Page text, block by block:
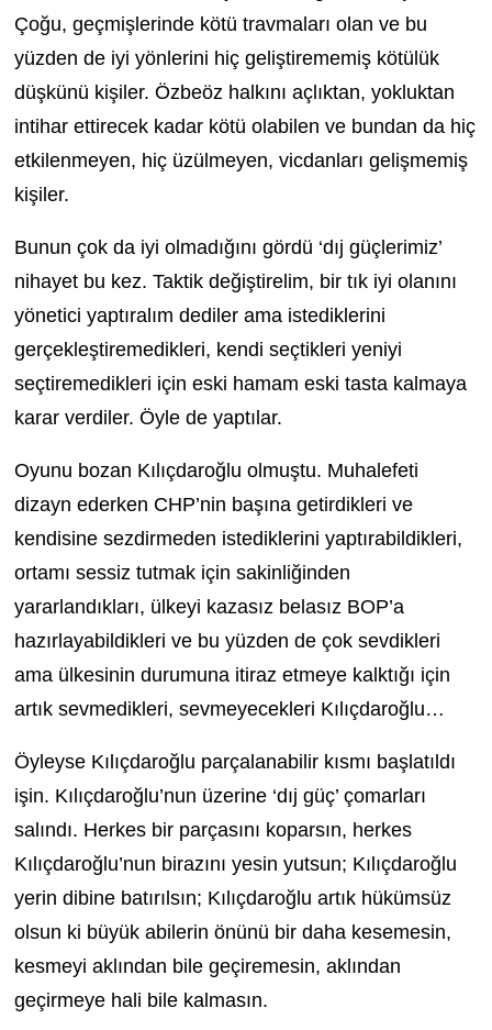
Çoğu, geçmişlerinde kötü travmaları olan ve bu
yüzden de iyi yönlerini hiç geliştirememiş kötülük
düşkünü kişiler. Özbeöz halkını açlıktan, yokluktan
intihar ettirecek kadar kötü olabilen ve bundan da hiç
etkilenmeyen, hiç üzülmeyen, vicdanları gelişmemiş
kişiler.
Bunun çok da iyi olmadığını gördü ‘dıj güçlerimiz’
nihayet bu kez. Taktik değiştirelim, bir tık iyi olanını
yönetici yaptıralım dediler ama istediklerini
gerçekleştiremedikleri, kendi seçtikleri yeniyi
seçtiremedikleri için eski hamam eski tasta kalmaya
karar verdiler. Öyle de yaptılar.
Oyunu bozan Kılıçdaroğlu olmuştu. Muhalefeti
dizayn ederken CHP’nin başına getirdikleri ve
kendisine sezdirmeden istediklerini yaptırabildikleri,
ortamı sessiz tutmak için sakinliğinden
yararlandıkları, ülkeyi kazasız belasız BOP’a
hazırlayabildikleri ve bu yüzden de çok sevdikleri
ama ülkesinin durumuna itiraz etmeye kalktığı için
artık sevmedikleri, sevmeyecekleri Kılıçdaroğlu…
Öyleyse Kılıçdaroğlu parçalanabilir kısmı başlatıldı
işin. Kılıçdaroğlu’nun üzerine ‘dıj güç’ çomarları
salındı. Herkes bir parçasını koparsın, herkes
Kılıçdaroğlu’nun birazını yesin yutsun; Kılıçdaroğlu
yerin dibine batırılsın; Kılıçdaroğlu artık hükümsüz
olsun ki büyük abilerin önünü bir daha kesemesin,
kesmeyi aklından bile geçiremesin, aklından
geçirmeye hali bile kalmasın.